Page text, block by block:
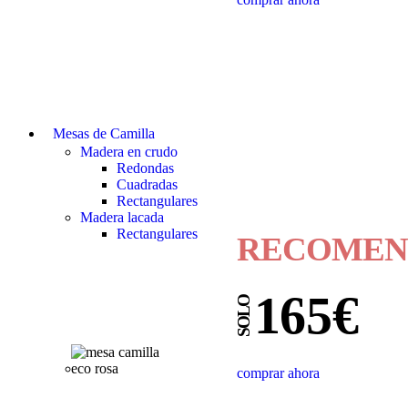
Mesas de Camilla
Madera en crudo
Redondas
Cuadradas
Rectangulares
Madera lacada
Rectangulares
SOLO165€
comprar ahora